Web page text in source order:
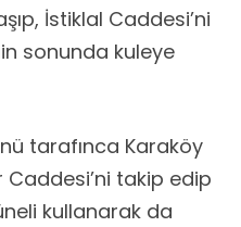
İstiklal Caddesi’ni
sonunda kuleye
tarafınca Karaköy
takip edip
kullanarak da